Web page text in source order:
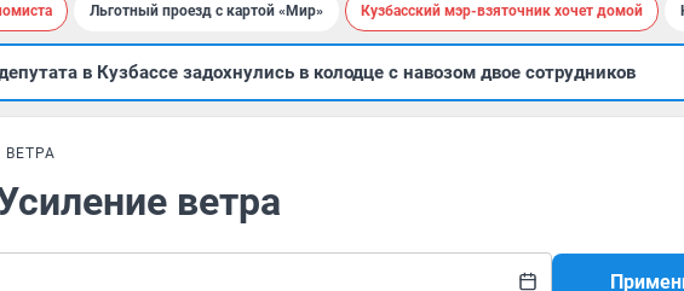
Льготный проезд с картой «Мир» Кузбасский мэр-взяточник хочет домой
в Кузбассе задохнулись в колодце с навозом двое сотрудников
ветра